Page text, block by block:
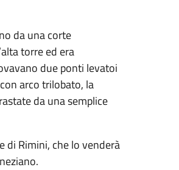
da una corte
torre ed era
due ponti levatoi
arco trilobato, la
da una semplice
di Rimini, che lo venderà